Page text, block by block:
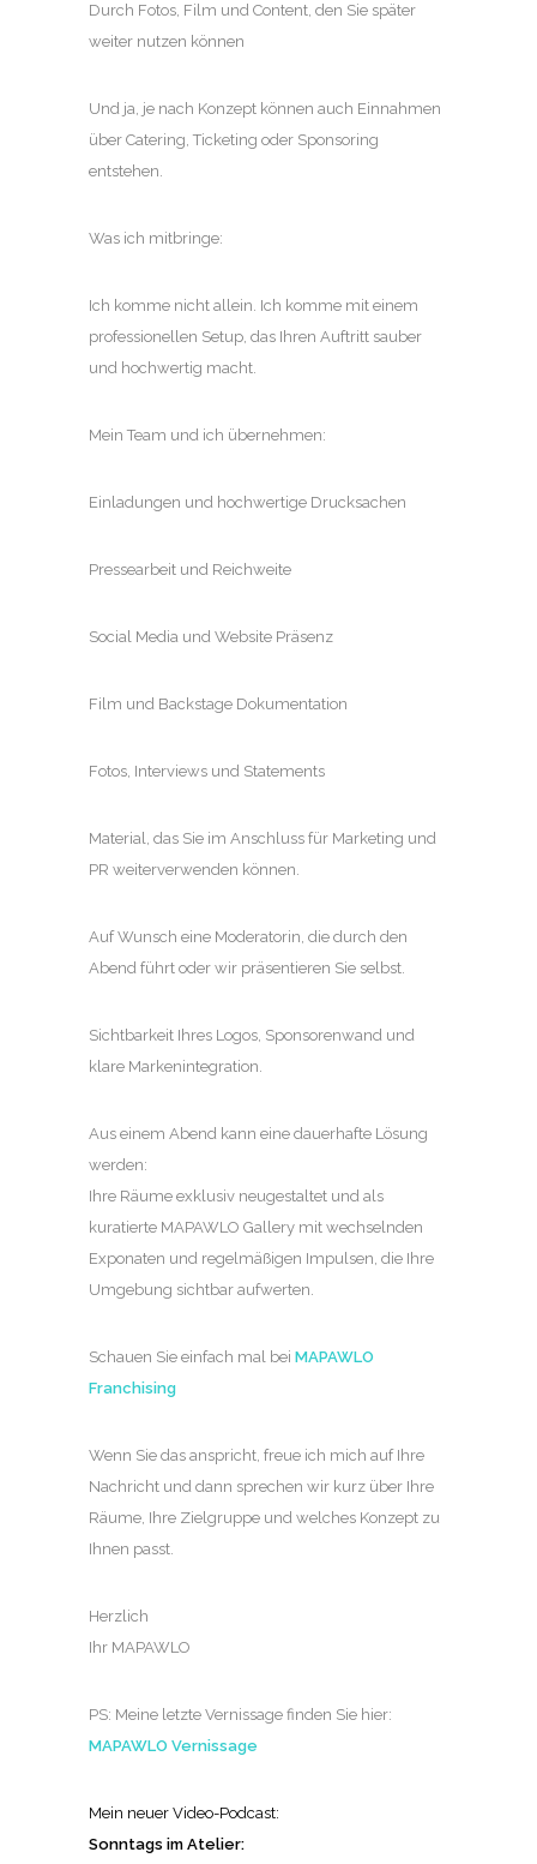
Durch Fotos, Film und Content, den Sie später
weiter nutzen können
Und ja, je nach Konzept können auch Einnahmen
über Catering, Ticketing oder Sponsoring
entstehen.
Was ich mitbringe:
Ich komme nicht allein. Ich komme mit einem
professionellen Setup, das Ihren Auftritt sauber
und hochwertig macht.
Mein Team und ich übernehmen:
Einladungen und hochwertige Drucksachen
Pressearbeit und Reichweite
Social Media und Website Präsenz
Film und Backstage Dokumentation
Fotos, Interviews und Statements
Material, das Sie im Anschluss für Marketing und
PR weiterverwenden können.
Auf Wunsch eine Moderatorin, die durch den
Abend führt oder wir präsentieren Sie selbst.
Sichtbarkeit Ihres Logos, Sponsorenwand und
klare Markenintegration.
Aus einem Abend kann eine dauerhafte Lösung
werden:
Ihre Räume exklusiv neugestaltet und als
kuratierte MAPAWLO Gallery mit wechselnden
Exponaten und regelmäßigen Impulsen, die Ihre
Umgebung sichtbar aufwerten.
Schauen Sie einfach mal bei MAPAWLO
Franchising
Wenn Sie das anspricht, freue ich mich auf Ihre
Nachricht und dann sprechen wir kurz über Ihre
Räume, Ihre Zielgruppe und welches Konzept zu
Ihnen passt.
Herzlich
Ihr MAPAWLO
PS: Meine letzte Vernissage finden Sie hier:
MAPAWLO Vernissage
Mein neuer Video-Podcast:
Sonntags im Atelier: